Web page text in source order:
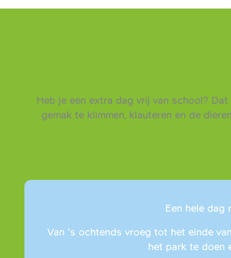
Heb je een extra dag vrij van school?
gemak te klimmen, klauteren en de
Een hele dag
Van ’s ochtends vroeg tot het einde
het park te doen